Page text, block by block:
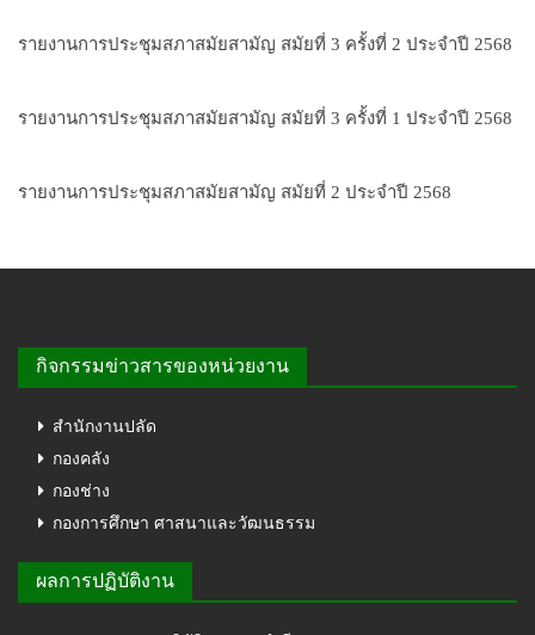
รายงานการประชุมสภาสมัยสามัญ สมัยที่ 3 ครั้งที่ 2 ประจำปี 2568
รายงานการประชุมสภาสมัยสามัญ สมัยที่ 3 ครั้งที่ 1 ประจำปี 2568
รายงานการประชุมสภาสมัยสามัญ สมัยที่ 2 ประจำปี 2568
กิจกรรมข่าวสารของหน่วยงาน
สำนักงานปลัด
กองคลัง
กองช่าง
กองการศึกษา ศาสนาและวัฒนธรรม
ผลการปฏิบัติงาน